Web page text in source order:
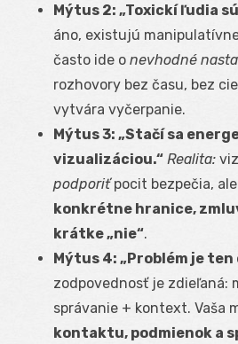
Mýtus 2: „Toxickí ľudia
áno, existujú
často ide o nevhodné
rozhovory bez času, bez
vytvára vyčerpanie.
Mýtus 3: „Stačí sa
vizualizáciou.“ Realita:
podporiťpocit bezpečia,
konkrétne hranice,
krátke „nie“.
Mýtus 4: „Problém je ten
zodpovednosť je zdieľaná:
správanie + kontext. Vaša
kontaktu, podmienok a